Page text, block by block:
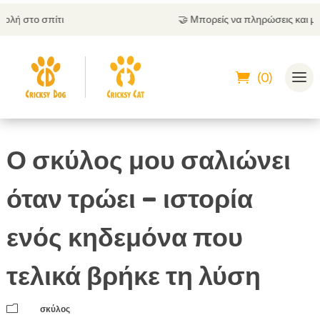
Μπορείς να πληρώσεις και με αντικαταβολή
(0)
Ο σκύλος μου σαλιώνει
όταν τρώει – ιστορία
ενός κηδεμόνα που
τελικά βρήκε τη λύση
m
σκύλος